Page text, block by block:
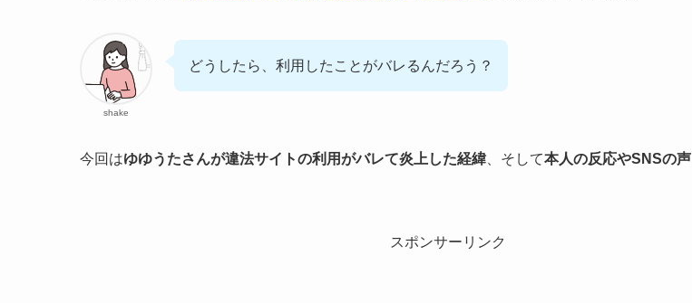
shake
どうしたら、利用したことがバレるんだろう？
今回はゆゆうたさんが違法サイトの利用がバレて炎上した経緯、そして本人の反応やSNSの声
スポンサーリンク